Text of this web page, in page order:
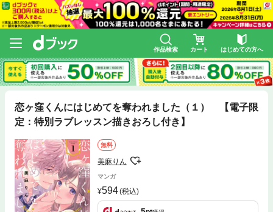
作品検索 カート はじめての方へ
恋ヶ窪くんにはじめてを奪われました（１） 【電子限
定：特別ラブレッスン描きおろし付き】
無料
美麻りん
マンガ
594(税込)